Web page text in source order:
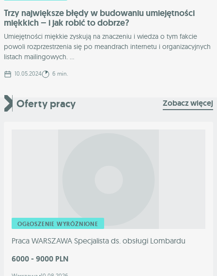
Trzy największe błędy w budowaniu umiejętności
miękkich – i jak robić to dobrze?
Umiejętności miękkie zyskują na znaczeniu i wiedza o tym fakcie
powoli rozprzestrzenia się po meandrach internetu i organizacyjnych
listach mailingowych. ...
10.05.2024 6 min.
Oferty pracy Zobacz więcej
OGŁOSZENIE WYRÓŻNIONE
Praca WARSZAWA Specjalista ds. obsługi Lombardu
6000 - 9000 PLN